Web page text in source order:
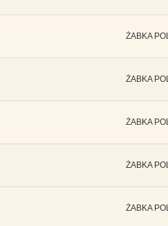
ŻABKA
ŻABKA
ŻABKA
ŻABKA
ŻABKA